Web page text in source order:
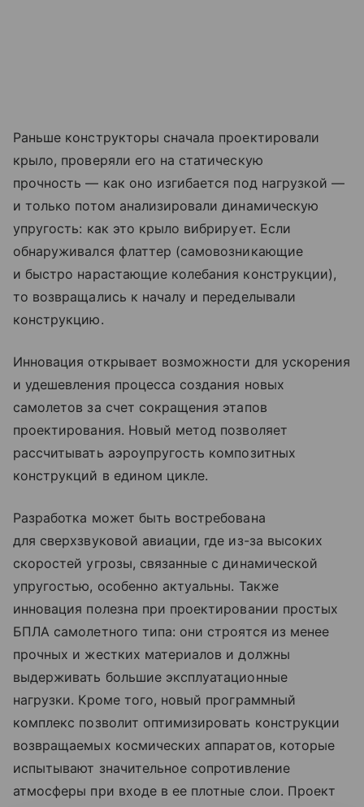
Раньше конструкторы сначала проектировали
крыло, проверяли его на статическую
прочность — как оно изгибается под нагрузкой —
и только потом анализировали динамическую
упругость: как это крыло вибрирует. Если
обнаруживался флаттер (самовозникающие
и быстро нарастающие колебания конструкции),
то возвращались к началу и переделывали
конструкцию.
Инновация открывает возможности для ускорения
и удешевления процесса создания новых
самолетов за счет сокращения этапов
проектирования. Новый метод позволяет
рассчитывать аэроупругость композитных
конструкций в едином цикле.
Разработка может быть востребована
для сверхзвуковой авиации, где из-за высоких
скоростей угрозы, связанные с динамической
упругостью, особенно актуальны. Также
инновация полезна при проектировании простых
БПЛА самолетного типа: они строятся из менее
прочных и жестких материалов и должны
выдерживать большие эксплуатационные
нагрузки. Кроме того, новый программный
комплекс позволит оптимизировать конструкции
возвращаемых космических аппаратов, которые
испытывают значительное сопротивление
атмосферы при входе в ее плотные слои. Проект